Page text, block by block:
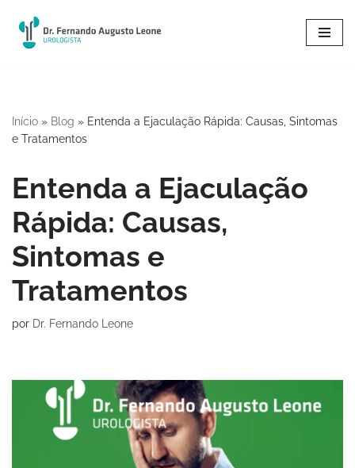
Pular
Início » Blog » Entenda a Ejaculação Rápida: Causas, Sintomas
e Tratamentos
Entenda a Ejaculação
Rápida: Causas,
Sintomas e
Tratamentos
por Dr. Fernando Leone